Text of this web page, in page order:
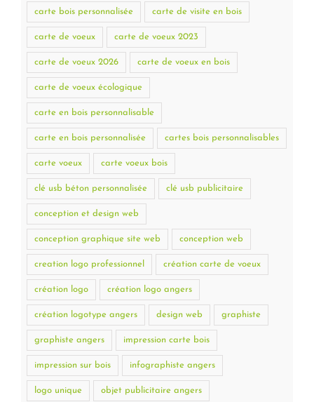
carte bois personnalisée carte de visite en bois
carte de voeux carte de voeux 2023
carte de voeux 2026 carte de voeux en bois
carte de voeux écologique
carte en bois personnalisable
carte en bois personnalisée cartes bois personnalisables
carte voeux carte voeux bois
clé usb béton personnalisée clé usb publicitaire
conception et design web
conception graphique site web conception web
creation logo professionnel création carte de voeux
création logo création logo angers
création logotype angers design web graphiste
graphiste angers impression carte bois
impression sur bois infographiste angers
logo unique objet publicitaire angers